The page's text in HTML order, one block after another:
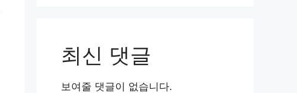
최신 댓글
보여줄 댓글이 없습니다.